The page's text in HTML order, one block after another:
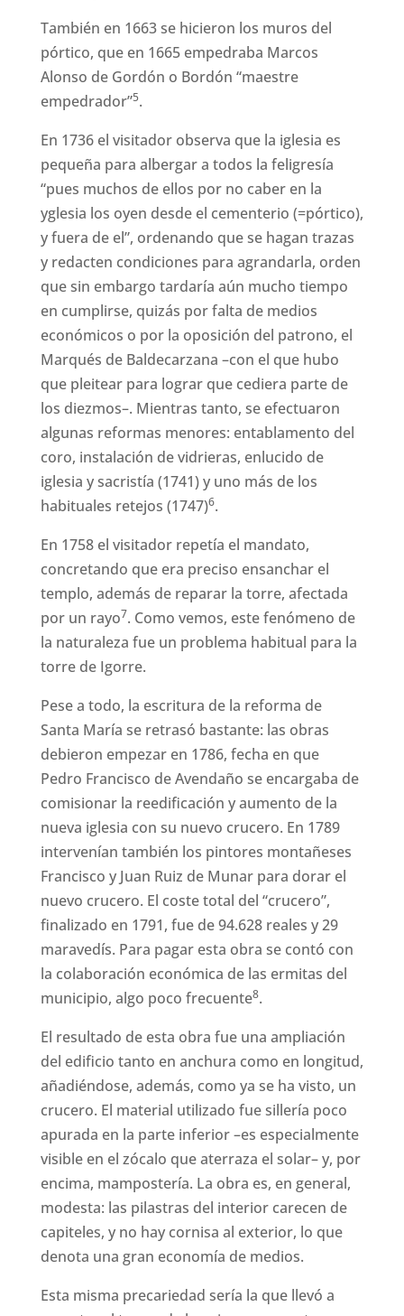
También en 1663 se hicieron los muros del
pórtico, que en 1665 empedraba Marcos
Alonso de Gordón o Bordón “maestre
empedrador”5.
En 1736 el visitador observa que la iglesia es
pequeña para albergar a todos la feligresía
“pues muchos de ellos por no caber en la
yglesia los oyen desde el cementerio (=pórtico),
y fuera de el”, ordenando que se hagan trazas
y redacten condiciones para agrandarla, orden
que sin embargo tardaría aún mucho tiempo
en cumplirse, quizás por falta de medios
económicos o por la oposición del patrono, el
Marqués de Baldecarzana –con el que hubo
que pleitear para lograr que cediera parte de
los diezmos–. Mientras tanto, se efectuaron
algunas reformas menores: entablamento del
coro, instalación de vidrieras, enlucido de
iglesia y sacristía (1741) y uno más de los
habituales retejos (1747)6.
En 1758 el visitador repetía el mandato,
concretando que era preciso ensanchar el
templo, además de reparar la torre, afectada
por un rayo7. Como vemos, este fenómeno de
la naturaleza fue un problema habitual para la
torre de Igorre.
Pese a todo, la escritura de la reforma de
Santa María se retrasó bastante: las obras
debieron empezar en 1786, fecha en que
Pedro Francisco de Avendaño se encargaba de
comisionar la reedificación y aumento de la
nueva iglesia con su nuevo crucero. En 1789
intervenían también los pintores montañeses
Francisco y Juan Ruiz de Munar para dorar el
nuevo crucero. El coste total del “crucero”,
finalizado en 1791, fue de 94.628 reales y 29
maravedís. Para pagar esta obra se contó con
la colaboración económica de las ermitas del
municipio, algo poco frecuente8.
El resultado de esta obra fue una ampliación
del edificio tanto en anchura como en longitud,
añadiéndose, además, como ya se ha visto, un
crucero. El material utilizado fue sillería poco
apurada en la parte inferior –es especialmente
visible en el zócalo que aterraza el solar– y, por
encima, mampostería. La obra es, en general,
modesta: las pilastras del interior carecen de
capiteles, y no hay cornisa al exterior, lo que
denota una gran economía de medios.
Esta misma precariedad sería la que llevó a